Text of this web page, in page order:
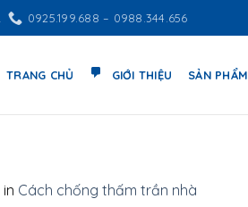
0925.199.688 – 0988.344.656
TRANG CHỦ GIỚI THIỆU SẢN PHẨM
in Cách chống thấm trần nhà